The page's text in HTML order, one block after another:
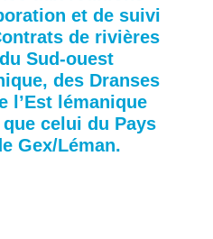
et de suivi
de rivières
du Sud-ouest
des Dranses
l’Est lémanique
celui du Pays
Gex/Léman.